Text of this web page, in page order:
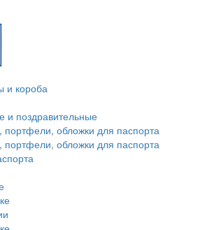
и короба
и поздравительные
портфели, обложки для паспорта
портфели, обложки для паспорта